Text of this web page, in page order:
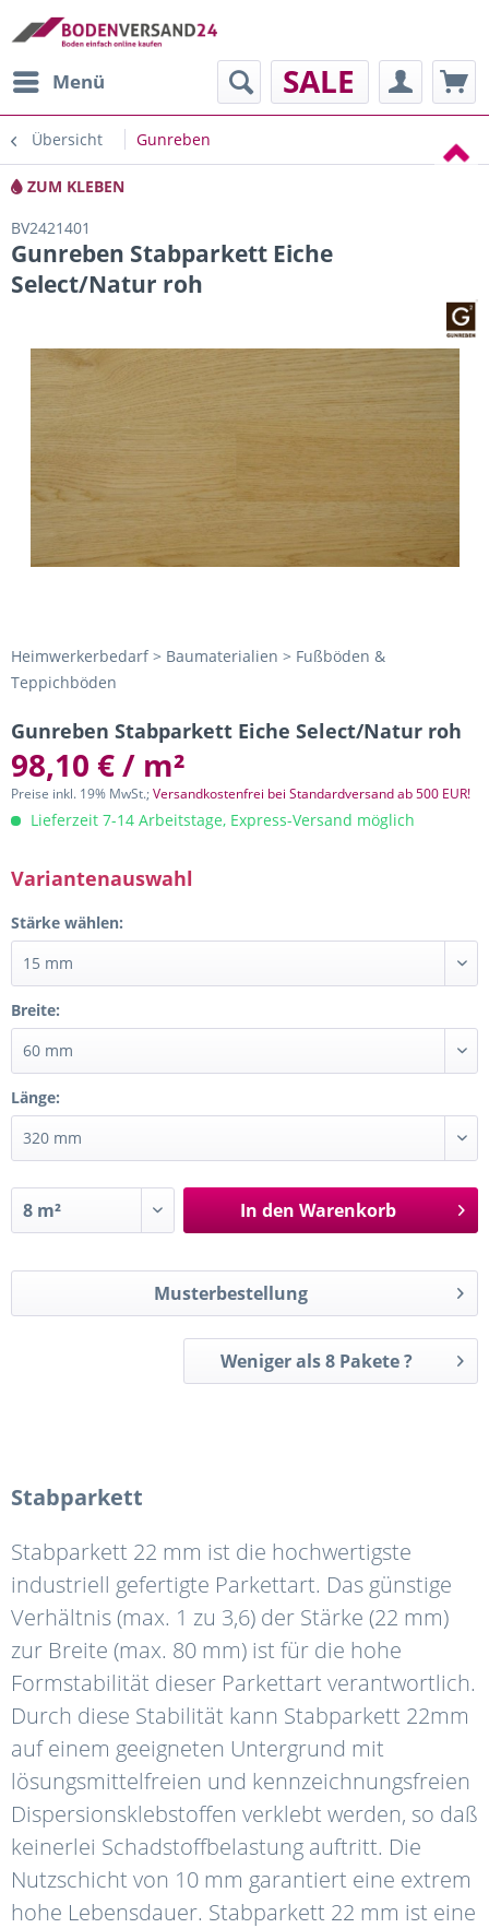
Menü SALE
Übersicht Gunreben
ZUM KLEBEN
BV2421401
Gunreben Stabparkett Eiche
Select/Natur roh
Heimwerkerbedarf > Baumaterialien > Fußböden &
Teppichböden
Gunreben Stabparkett Eiche Select/Natur roh
98,10 € / m²
Preise inkl. 19% MwSt.;Versandkostenfrei bei Standardversand ab 500 EUR!
Lieferzeit 7-14 Arbeitstage, Express-Versand möglich
Variantenauswahl
Stärke wählen:
Breite:
Länge:
In den Warenkorb
Musterbestellung
Weniger als 8 Pakete ?
Stabparkett
Stabparkett 22 mm ist die hochwertigste
industriell gefertigte Parkettart. Das günstige
Verhältnis (max. 1 zu 3,6) der Stärke (22 mm)
zur Breite (max. 80 mm) ist für die hohe
Formstabilität dieser Parkettart verantwortlich.
Durch diese Stabilität kann Stabparkett 22mm
auf einem geeigneten Untergrund mit
lösungsmittelfreien und kennzeichnungsfreien
Dispersionsklebstoffen verklebt werden, so daß
keinerlei Schadstoffbelastung auftritt. Die
Nutzschicht von 10 mm garantiert eine extrem
hohe Lebensdauer. Stabparkett 22 mm ist eine